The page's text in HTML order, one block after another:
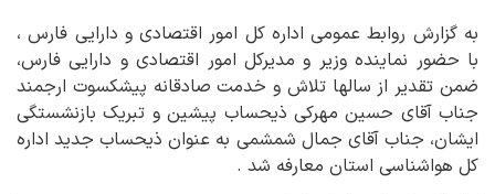
به گزارش روابط عمومی اداره کل امور اقتصادی و دارایی فارس ،
با حضور نماینده وزیر و مدیرکل امور اقتصادی و دارایی فارس،
ضمن تقدیر از سالها تلاش و خدمت صادقانه پیشکسوت ارجمند
جناب آقای حسین مهرکی ذیحساب پیشین و تبریک بازنشستگی
ایشان، جناب آقای جمال شمشمی به عنوان ذیحساب جدید اداره
کل هواشناسی استان معارفه شد .